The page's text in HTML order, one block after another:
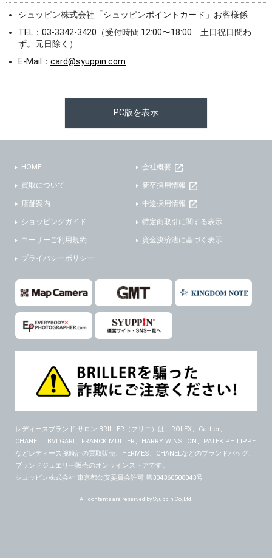
シュッピン株式会社「シュッピンポイントカード」お客様係
TEL：03-3342-3420（受付時間 12:00〜18:00 土日祝日問わ
ず。元日除く）
E-Mail： card@syuppin.com
PC版を表示
HOME
買取について
店舗案内
ショッピングガイド
ユーザーご利用規約
プライバシーポリシー
会社概要
新卒採用情報
中途採用情報
特定商取引に関する表示
資金決済法に基づく表示
レディースブランド サロン BRILLER（ブリエ） は、ROLEX、Cartier、
CHANEL、BVLGARI、FRANCK MULLER、HARRY WINSTON、PATEK PHILIPPE
などレディース腕時計の買取販売、HERMES、CHANELなどのブランドバッグ、
ブランドジュエリー販売のオンラインストアです。
シュッピン株式会社 東京都公安委員会許可 第304360508043号
All contents are reserved by Syuppin Co.,Ltd.